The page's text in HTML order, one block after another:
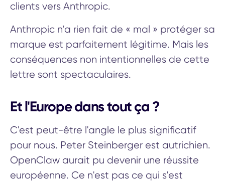
clients vers Anthropic.
Anthropic n'a rien fait de « mal » protéger sa
marque est parfaitement légitime. Mais les
conséquences non intentionnelles de cette
lettre sont spectaculaires.
Et l'Europe dans tout ça ?
C'est peut-être l'angle le plus significatif
pour nous. Peter Steinberger est autrichien.
OpenClaw aurait pu devenir une réussite
européenne. Ce n'est pas ce qui s'est